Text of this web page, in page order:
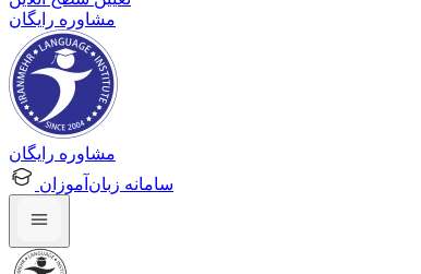
مشاوره رایگان
مشاوره رایگان
سامانه زبان‌آموزان